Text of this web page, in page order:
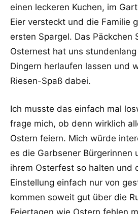
einen leckeren Kuchen, im
Eier versteckt und die Familie
ersten Spargel. Das Päckchen
Osternest hat uns
Dingern herlaufen lassen und
Riesen-Spaß dabei.
Ich musste das einfach mal
frage mich, ob denn wirklich
Ostern feiern. Mich würde
es die Garbsener Bürgerinnen
ihrem Osterfest so halten und
Einstellung einfach nur von
kommen soweit gut über die
Feiertagen wie Ostern fehlen